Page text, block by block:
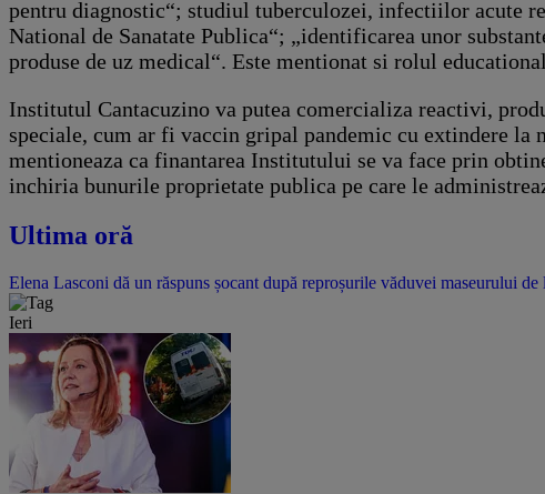
pentru diagnostic“; studiul tuberculozei, infectiilor acute
National de Sanatate Publica“; „identificarea unor
produse de uz medical“. Este mentionat si rolul
Institutul Cantacuzino va putea comercializa reactivi,
speciale, cum ar fi vaccin gripal pandemic cu extindere la
mentioneaza ca finantarea Institutului se va face prin
inchiria bunurile proprietate publica pe care le
Ultima oră
Elena Lasconi dă un răspuns șocant după reproșurile văduvei maseurului
Ieri